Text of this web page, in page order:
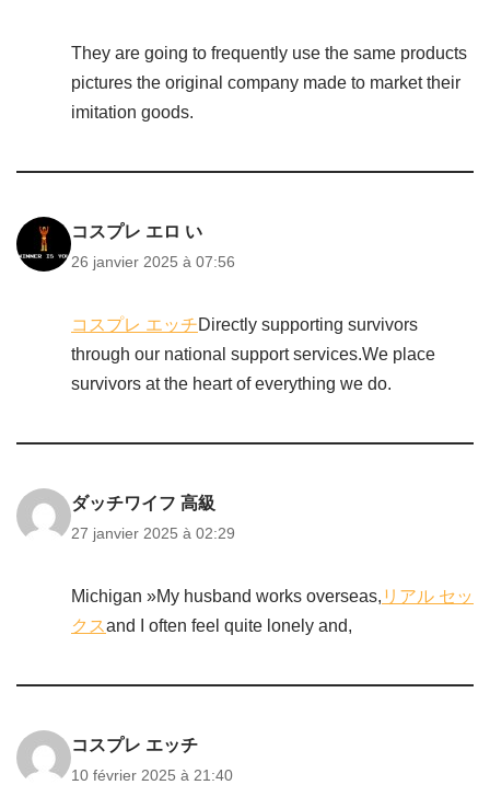
They are going to frequently use the same products
pictures the original company made to market their
imitation goods.
コスプレ エロ い
26 janvier 2025 à 07:56
コスプレ エッチDirectly supporting survivors
through our national support services.We place
survivors at the heart of everything we do.
ダッチワイフ 高級
27 janvier 2025 à 02:29
Michigan »My husband works overseas, リアル セッ
クスand I often feel quite lonely and,
コスプレ エッチ
10 février 2025 à 21:40